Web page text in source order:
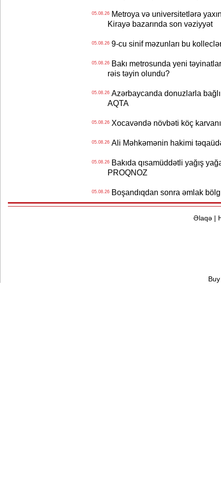
05.08.26Metroya və universitetlərə
Kirayə bazarında son vəziyyət
05.08.269-cu sinif məzunları bu
05.08.26Bakı metrosunda yeni
rəis təyin olundu?
05.08.26Azərbaycanda donuzlarla
AQTA
05.08.26Xocavəndə növbəti köç
05.08.26Ali Məhkəmənin hakimi
05.08.26Bakıda qısamüddətli yağış
PROQNOZ
05.08.26Boşandıqdan sonra əmlak
Əlaqə|